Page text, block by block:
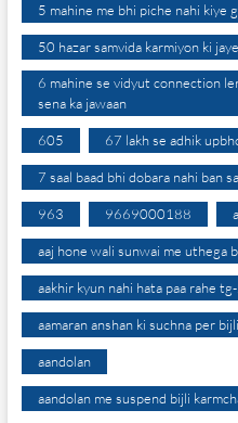
5 mahine me bhi piche nahi kiye
50 hazar samvida karmiyon ki
6 mahine se vidyut connection
sena ka jawaan
605 67 lakh se adhik
7 saal baad bhi dobara nahi ban
963 9669000188
aaj hone wali sunwai me uthega
aakhir kyun nahi hata paa rahe
aamaran anshan ki suchna per
aandolan
aandolan me suspend bijli